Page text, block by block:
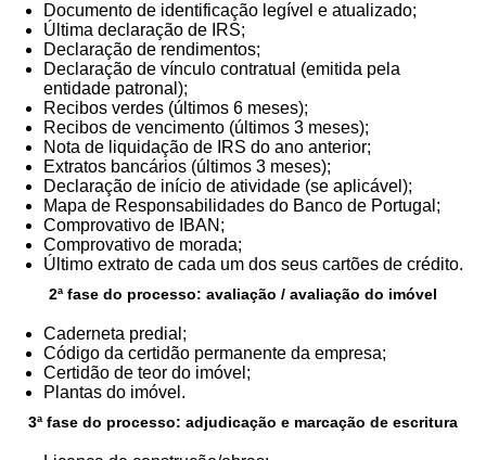
Documento de identificação legível e atualizado;
Última declaração de IRS;
Declaração de rendimentos;
Declaração de vínculo contratual (emitida pela
entidade patronal);
Recibos verdes (últimos 6 meses);
Recibos de vencimento (últimos 3 meses);
Nota de liquidação de IRS do ano anterior;
Extratos bancários (últimos 3 meses);
Declaração de início de atividade (se aplicável);
Mapa de Responsabilidades do Banco de Portugal;
Comprovativo de IBAN;
Comprovativo de morada;
Último extrato de cada um dos seus cartões de crédito.
2ª fase do processo: avaliação / avaliação do imóvel
Caderneta predial;
Código da certidão permanente da empresa;
Certidão de teor do imóvel;
Plantas do imóvel.
3ª fase do processo: adjudicação e marcação de escritura